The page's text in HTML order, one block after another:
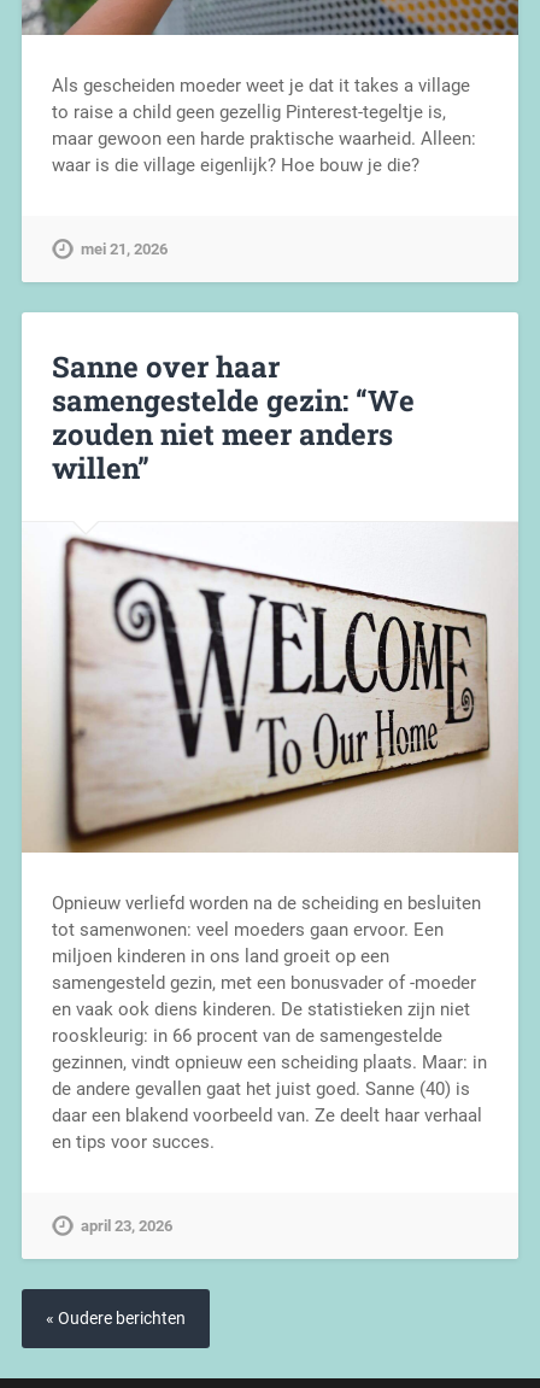
Als gescheiden moeder weet je dat it takes a village
to raise a child geen gezellig Pinterest-tegeltje is,
maar gewoon een harde praktische waarheid. Alleen:
waar is die village eigenlijk? Hoe bouw je die?
mei 21, 2026
Sanne over haar
samengestelde gezin: “We
zouden niet meer anders
willen”
Opnieuw verliefd worden na de scheiding en besluiten
tot samenwonen: veel moeders gaan ervoor. Een
miljoen kinderen in ons land groeit op een
samengesteld gezin, met een bonusvader of -moeder
en vaak ook diens kinderen. De statistieken zijn niet
rooskleurig: in 66 procent van de samengestelde
gezinnen, vindt opnieuw een scheiding plaats. Maar: in
de andere gevallen gaat het juist goed. Sanne (40) is
daar een blakend voorbeeld van. Ze deelt haar verhaal
en tips voor succes.
april 23, 2026
« Oudere berichten